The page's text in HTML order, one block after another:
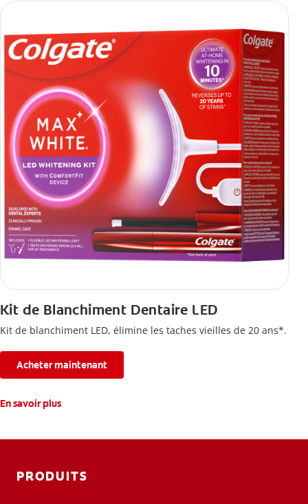
Kit de Blanchiment Dentaire LED
Kit de blanchiment LED, élimine les taches vieilles de 20 ans*.
Acheter maintenant
En savoir plus
PRODUITS